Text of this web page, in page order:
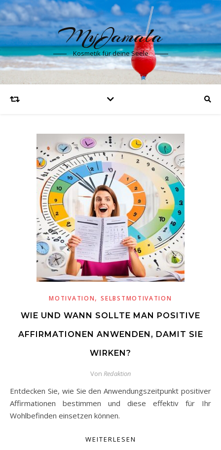
MyJamala
Kosmetik für deine Seele
MOTIVATION,SELBSTMOTIVATION
WIE UND WANN SOLLTE MAN POSITIVE
AFFIRMATIONEN ANWENDEN, DAMIT SIE
WIRKEN?
Von Redaktion
Entdecken Sie, wie Sie den Anwendungszeitpunkt positiver
Affirmationen bestimmen und diese effektiv für Ihr
Wohlbefinden einsetzen können.
WEITERLESEN